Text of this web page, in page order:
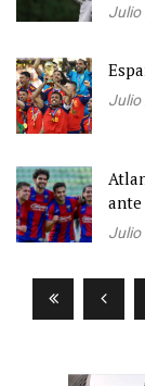
Julio
Julio
ante
Julio